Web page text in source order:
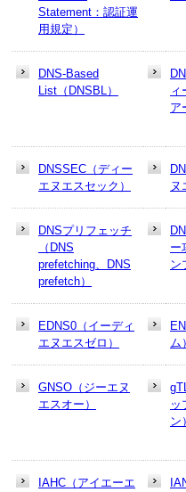
Statement：認証運
用規定）
DNS-Based
List（DNSBL）
ィ
ア
DNSSEC（ディー
エヌエスセック）
ヌ
DNSプリフェッチ
（DNS
prefetching、DNS
prefetch）
ー
ン
EDNS0（イーディ
エヌエスゼロ）
ム
GNSO（ジーエヌ
エスオー）
ッ
ン
IAHC（アイエーエ